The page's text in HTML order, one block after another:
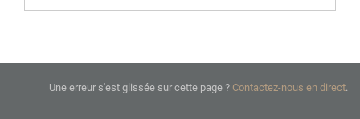
Une erreur s'est glissée sur cette page ? Contactez-nous en direct.